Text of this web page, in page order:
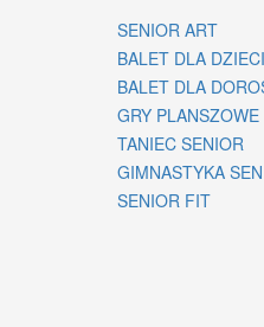
SENIOR ART
BALET DLA DZIECI
BALET DLA
GRY PLANSZOWE
TANIEC SENIOR
GIMNASTYKA
SENIOR FIT